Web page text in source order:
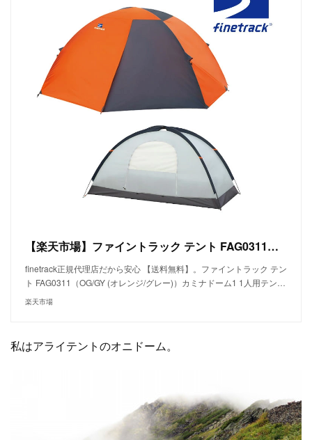
【楽天市場】ファイントラック テント FAG0311（OG/GY (オレンジ/グレー)）カミナドーム1 1人用テント 山岳用テント 山テント ドーム型テント：アウトドアーズ・コンパス
finetrack正規代理店だから安心 【送料無料】。ファイントラック テン
ト FAG0311（OG/GY (オレンジ/グレー)）カミナドーム1 1人用テン…
楽天市場
私はアライテントのオニドーム。